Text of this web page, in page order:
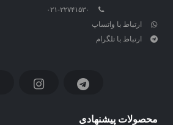
۰۲۱-۲۲۷۴۱۵۳۰
ارتباط با واتساپ
ارتباط با تلگرام
محصولات پیشنهادی